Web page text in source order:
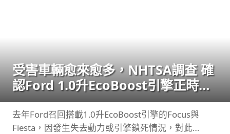
受害車輛愈來愈多，NHTSA調查 確
認Ford 1.0升EcoBoost引擎正時皮
帶會產生碎屑導致引擎鎖死
去年Ford召回搭載1.0升EcoBoost引擎的Focus與
Fiesta，因發生失去動力或引擎鎖死情況，對此